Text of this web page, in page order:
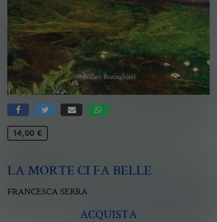
14,00 €
LA MORTE CI FA BELLE
FRANCESCA SERRA
ACQUISTA